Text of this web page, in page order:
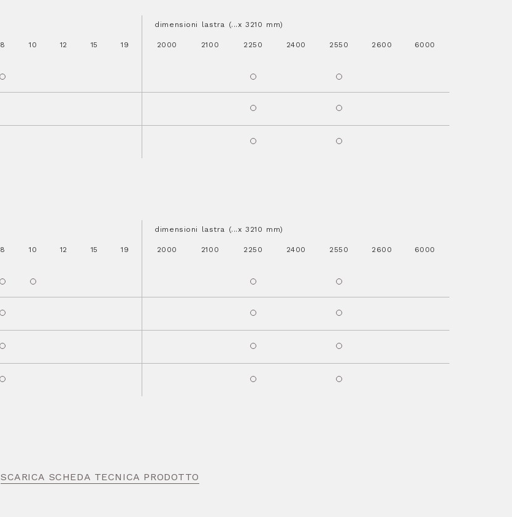
8 10 12 15 19
dimensioni lastra (...x 3210 mm)
2000 2100 2250 2400 2550 2600 6000
8 10 12 15 19
dimensioni lastra (...x 3210 mm)
2000 2100 2250 2400 2550 2600 6000
SCARICA SCHEDA TECNICA PRODOTTO